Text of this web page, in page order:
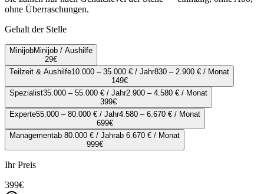
ohne Überraschungen.
Gehalt der Stelle
MinijobMinijob / Aushilfe
29€
Teilzeit & Aushilfe10.000 – 35.000 € / Jahr830 – 2.900 € / Monat
149€
Spezialist35.000 – 55.000 € / Jahr2.900 – 4.580 € / Monat
399€
Experte55.000 – 80.000 € / Jahr4.580 – 6.670 € / Monat
699€
Managementab 80.000 € / Jahrab 6.670 € / Monat
999€
Ihr Preis
399€